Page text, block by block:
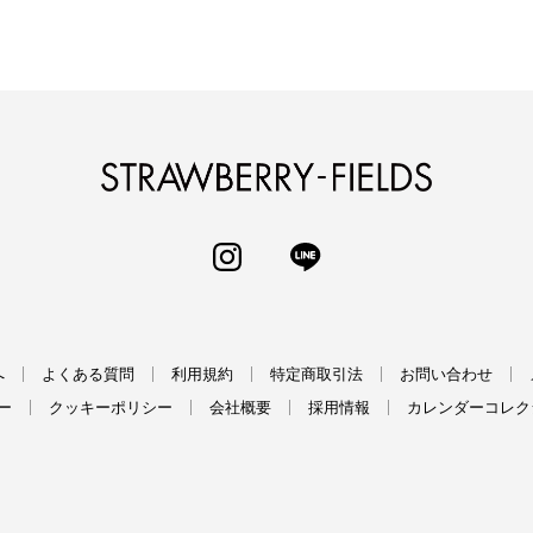
INSTAGRAM
よくある質問 利用規約 特定商取引法 お問い合わせ
クッキーポリシー 会社概要 採用情報 カレンダーコレ